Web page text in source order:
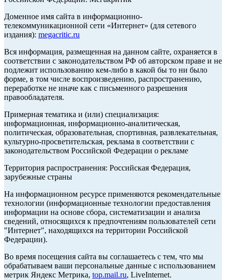
Доменное имя сайта в информационно-
телекоммуникационной сети «Интернет» (для сетевого
издания): megacritic.ru
Вся информация, размещенная на данном сайте, охраняется в
соответствии с законодательством РФ об авторском праве и не
подлежит использованию кем-либо в какой бы то ни было
форме, в том числе воспроизведению, распространению,
переработке не иначе как с письменного разрешения
правообладателя.
Примерная тематика и (или) специализация:
информационная, информационно-аналитическая,
политическая, образовательная, спортивная, развлекательная,
культурно-просветительская, реклама в соответствии с
законодательством Российской Федерации о рекламе
Территория распространения: Российская Федерация,
зарубежные страны
На информационном ресурсе применяются рекомендательные
технологии (информационные технологии предоставления
информации на основе сбора, систематизации и анализа
сведений, относящихся к предпочтениям пользователей сети
"Интернет", находящихся на территории Российской
Федерации).
Во время посещения сайта вы соглашаетесь с тем, что мы
обрабатываем ваши персональные данные с использованием
метрик Яндекс Метрика, top.mail.ru, LiveInternet.